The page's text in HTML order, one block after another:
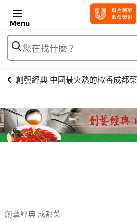
Menu
您在找什麼？
創藝經典 中國最火熱的椒香成都菜
創藝經典 成都菜